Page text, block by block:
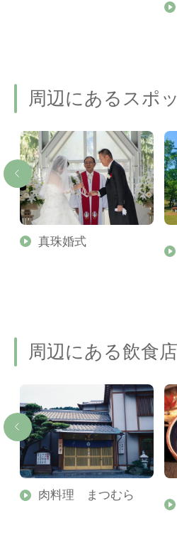
周辺にあるスポ
真珠婚式
周辺にある飲食
肉料理 まつむら